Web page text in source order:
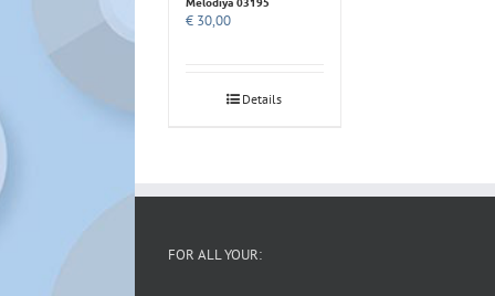
€ 30,00
Details
FOR ALL YOUR: